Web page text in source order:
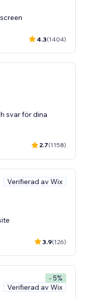
4.3(1404)
svar för dina
2.7(1158)
Verifierad av Wix
3.9(126)
- 5%
Verifierad av Wix